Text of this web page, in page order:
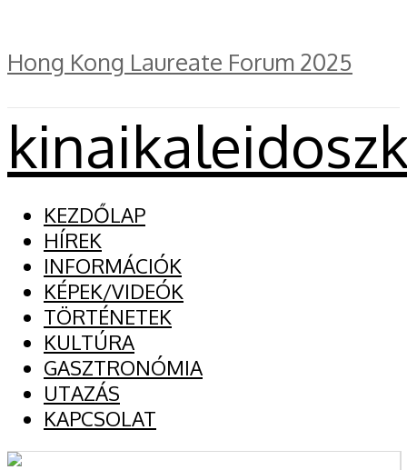
Hong Kong Laureate Forum 2025
KEZDŐLAP
HÍREK
INFORMÁCIÓK
KÉPEK/VIDEÓK
TÖRTÉNETEK
KULTÚRA
GASZTRONÓMIA
UTAZÁS
KAPCSOLAT